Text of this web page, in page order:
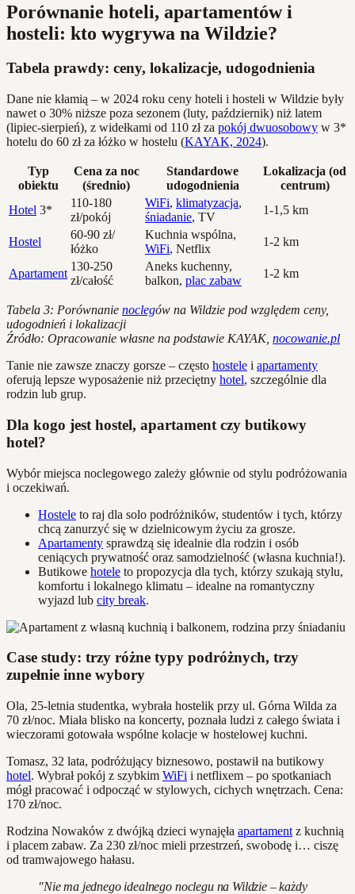
Porównanie hoteli, apartamentów i
hosteli: kto wygrywa na Wildzie?
Tabela prawdy: ceny, lokalizacje, udogodnienia
Dane nie kłamią – w 2024 roku ceny hoteli i hosteli w Wildzie były
nawet o 30% niższe poza sezonem (luty, październik) niż latem
(lipiec-sierpień), z widełkami od 110 zł za pokój dwuosobowy w 3*
hotelu do 60 zł za łóżko w hostelu (KAYAK, 2024).
Typ
obiektu
Cena za noc
(średnio)
Standardowe
udogodnienia
Lokalizacja (od
centrum)
Hotel 3*
110-180
zł/pokój
WiFi, klimatyzacja,
śniadanie, TV
1-1,5 km
Hostel
60-90 zł/
łóżko
Kuchnia wspólna,
WiFi, Netflix
1-2 km
Apartament
130-250
zł/całość
Aneks kuchenny,
balkon, plac zabaw
1-2 km
Tabela 3: Porównanie noclegów na Wildzie pod względem ceny,
udogodnień i lokalizacji
Źródło: Opracowanie własne na podstawie KAYAK, nocowanie.pl
Tanie nie zawsze znaczy gorsze – często hostele i apartamenty
oferują lepsze wyposażenie niż przeciętny hotel, szczególnie dla
rodzin lub grup.
Dla kogo jest hostel, apartament czy butikowy
hotel?
Wybór miejsca noclegowego zależy głównie od stylu podróżowania
i oczekiwań.
Hostele to raj dla solo podróżników, studentów i tych, którzy
chcą zanurzyć się w dzielnicowym życiu za grosze.
Apartamenty sprawdzą się idealnie dla rodzin i osób
ceniących prywatność oraz samodzielność (własna kuchnia!).
Butikowe hotele to propozycja dla tych, którzy szukają stylu,
komfortu i lokalnego klimatu – idealne na romantyczny
wyjazd lub city break.
Case study: trzy różne typy podróżnych, trzy
zupełnie inne wybory
Ola, 25-letnia studentka, wybrała hostelik przy ul. Górna Wilda za
70 zł/noc. Miała blisko na koncerty, poznała ludzi z całego świata i
wieczorami gotowała wspólne kolacje w hostelowej kuchni.
Tomasz, 32 lata, podróżujący biznesowo, postawił na butikowy
hotel. Wybrał pokój z szybkim WiFi i netflixem – po spotkaniach
mógł pracować i odpocząć w stylowych, cichych wnętrzach. Cena:
170 zł/noc.
Rodzina Nowaków z dwójką dzieci wynajęła apartament z kuchnią
i placem zabaw. Za 230 zł/noc mieli przestrzeń, swobodę i… ciszę
od tramwajowego hałasu.
"Nie ma jednego idealnego noclegu na Wildzie – każdy